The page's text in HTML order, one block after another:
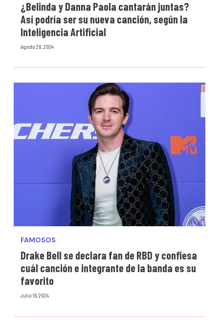
¿Belinda y Danna Paola cantarán juntas?
Así podría ser su nueva canción, según la
Inteligencia Artificial
Agosto 28, 2024
FAMOSOS
Drake Bell se declara fan de RBD y confiesa
cuál canción e integrante de la banda es su
favorito
Julio 16, 2024